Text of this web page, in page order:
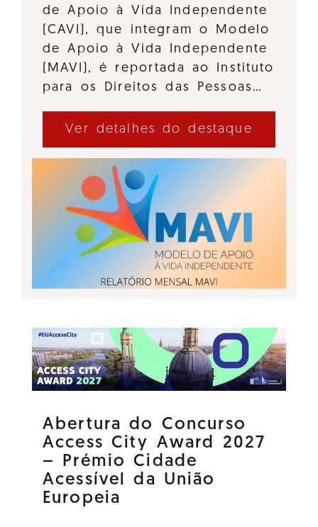
de Apoio à Vida Independente
(CAVI), que integram o Modelo
de Apoio à Vida Independente
(MAVI), é reportada ao Instituto
para os Direitos das Pessoas…
Ver detalhes do destaque
Abertura do Concurso
Access City Award 2027
– Prémio Cidade
Acessível da União
Europeia